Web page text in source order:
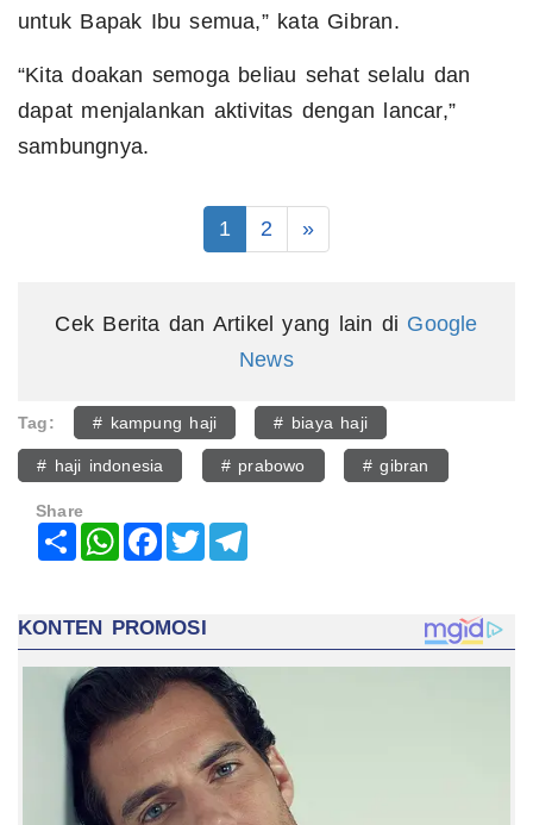
untuk Bapak Ibu semua,” kata Gibran.
“Kita doakan semoga beliau sehat selalu dan
dapat menjalankan aktivitas dengan lancar,”
sambungnya.
1 2 »
Cek Berita dan Artikel yang lain di Google
News
Tag: # kampung haji # biaya haji
# haji indonesia # prabowo # gibran
Share
Share WhatsAppFacebook
Twitter